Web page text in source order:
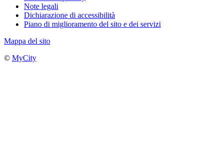
Note legali
Dichiarazione di accessibilità
Piano di miglioramento del sito e dei servizi
Mappa del sito
© MyCity